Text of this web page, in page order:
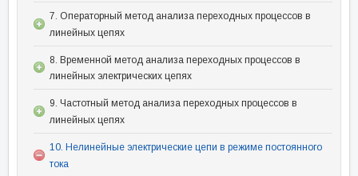
7. Операторный метод анализа переходных процессов в
линейных цепях
8. Временной метод анализа переходных процессов в
линейных электрических цепях
9. Частотный метод анализа переходных процессов в
линейных цепях
10. Нелинейные электрические цепи в режиме постоянного
тока